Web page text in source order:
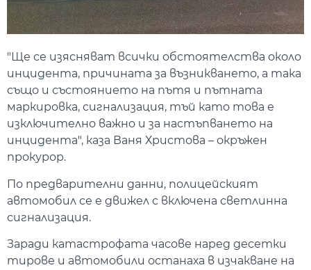
"Ще се изясняват всички обстоятелства около
инцидента, причината за възникването, а така
също и състоянието на пътя и пътната
маркировка, сигнализация, тъй като това е
изключително важно и за настъпването на
инцидента", каза Ваня Христова – окръжен
прокурор.
По предварителни данни, полицейският
автомобил се е движел с включена светлинна
сигнализация.
Заради катастрофата часове наред десетки
тирове и автомобили останаха в изчакване на